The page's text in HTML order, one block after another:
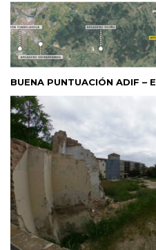
BUENA PUNTUACIÓN ADIF –